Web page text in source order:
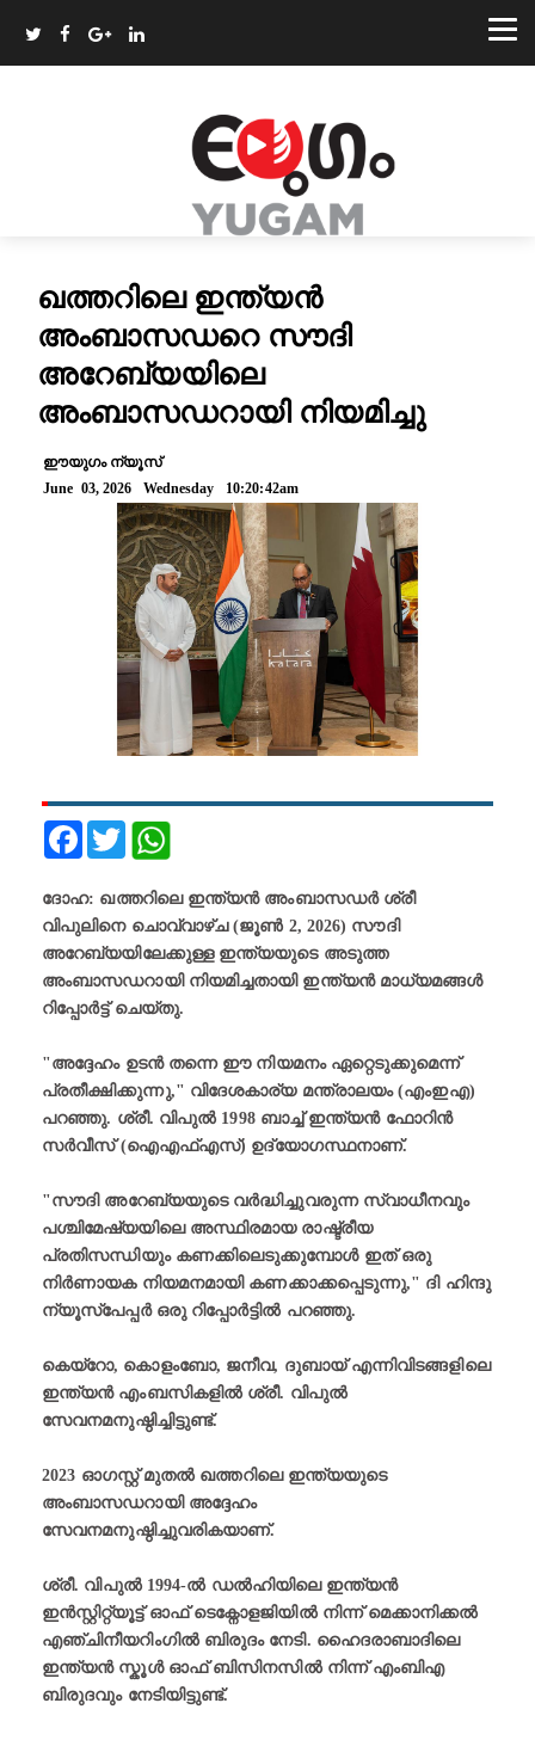
ഖത്തറിലെ ഇന്ത്യൻ
അംബാസഡറെ സൗദി
അറേബ്യയിലെ
അംബാസഡറായി നിയമിച്ചു
ഈയുഗം ന്യൂസ്
June 03, 2026 Wednesday 10:20:42am
FacebookTwitter
ദോഹ: ഖത്തറിലെ ഇന്ത്യൻ അംബാസഡർ ശ്രീ
വിപുലിനെ ചൊവ്വാഴ്ച (ജൂൺ 2, 2026) സൗദി
അറേബ്യയിലേക്കുള്ള ഇന്ത്യയുടെ അടുത്ത
അംബാസഡറായി നിയമിച്ചതായി ഇന്ത്യൻ മാധ്യമങ്ങൾ
റിപ്പോർട്ട് ചെയ്തു.
"അദ്ദേഹം ഉടൻ തന്നെ ഈ നിയമനം ഏറ്റെടുക്കുമെന്ന്
പ്രതീക്ഷിക്കുന്നു," വിദേശകാര്യ മന്ത്രാലയം (എംഇഎ)
പറഞ്ഞു. ശ്രീ. വിപുൽ 1998 ബാച്ച് ഇന്ത്യൻ ഫോറിൻ
സർവീസ് (ഐഎഫ്എസ്) ഉദ്യോഗസ്ഥനാണ്.
"സൗദി അറേബ്യയുടെ വർദ്ധിച്ചുവരുന്ന സ്വാധീനവും
പശ്ചിമേഷ്യയിലെ അസ്ഥിരമായ രാഷ്ട്രീയ
പ്രതിസന്ധിയും കണക്കിലെടുക്കുമ്പോൾ ഇത് ഒരു
നിർണായക നിയമനമായി കണക്കാക്കപ്പെടുന്നു," ദി ഹിന്ദു
ന്യൂസ്‌പേപ്പർ ഒരു റിപ്പോർട്ടിൽ പറഞ്ഞു.
കെയ്‌റോ, കൊളംബോ, ജനീവ, ദുബായ് എന്നിവിടങ്ങളിലെ
ഇന്ത്യൻ എംബസികളിൽ ശ്രീ. വിപുല്‍
സേവനമനുഷ്ഠിച്ചിട്ടുണ്ട്.
2023 ഓഗസ്റ്റ് മുതൽ ഖത്തറിലെ ഇന്ത്യയുടെ
അംബാസഡറായി അദ്ദേഹം
സേവനമനുഷ്ഠിച്ചുവരികയാണ്.
ശ്രീ. വിപുൽ 1994-ൽ ഡൽഹിയിലെ ഇന്ത്യൻ
ഇൻസ്റ്റിറ്റ്യൂട്ട് ഓഫ് ടെക്നോളജിയിൽ നിന്ന് മെക്കാനിക്കൽ
എഞ്ചിനീയറിംഗിൽ ബിരുദം നേടി. ഹൈദരാബാദിലെ
ഇന്ത്യൻ സ്കൂൾ ഓഫ് ബിസിനസിൽ നിന്ന് എംബിഎ
ബിരുദവും നേടിയിട്ടുണ്ട്.